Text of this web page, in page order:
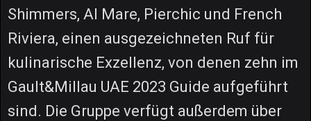
Shimmers, Al Mare, Pierchic und French
Riviera, einen ausgezeichneten Ruf für
kulinarische Exzellenz, von denen zehn im
Gault&Millau UAE 2023 Guide aufgeführt
sind. Die Gruppe verfügt außerdem über